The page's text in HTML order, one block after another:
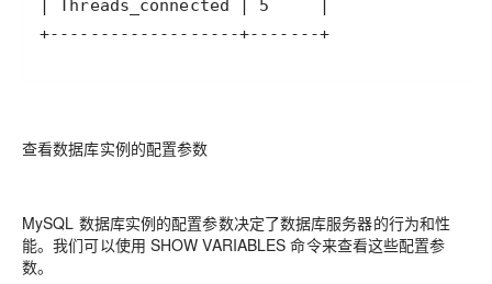
+-------------------+-------+
查看数据库实例的配置参数
MySQL 数据库实例的配置参数决定了数据库服务器的行为和性
能。我们可以使用 SHOW VARIABLES 命令来查看这些配置参
数。